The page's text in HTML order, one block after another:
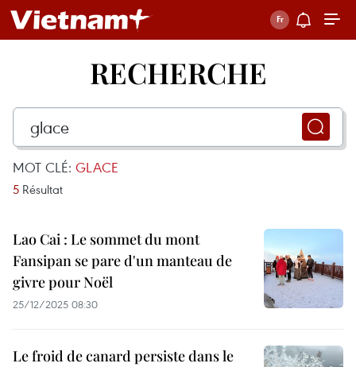
RECHERCHE
MOT CLÉ: GLACE
5 Résultat
Lao Cai : Le sommet du mont
Fansipan se pare d'un manteau de
givre pour Noël
25/12/2025 08:30
Le froid de canard persiste dans le